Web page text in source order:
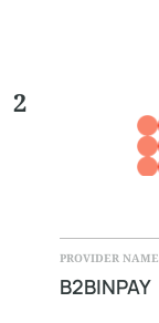
2
PROVIDER NAME
B2BINPAY